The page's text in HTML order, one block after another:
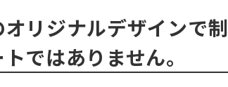
リジナルデザインで制
ではありません。